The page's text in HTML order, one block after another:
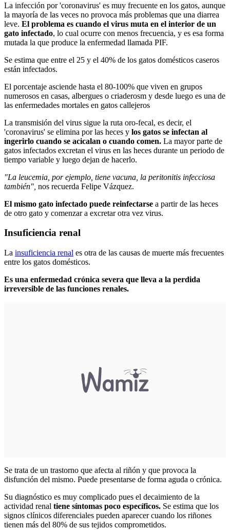
La infección por 'coronavirus' es muy frecuente en los gatos, aunque
la mayoría de las veces no provoca más problemas que una diarrea
leve. El problema es cuando el virus muta en el interior de un
gato infectado, lo cual ocurre con menos frecuencia, y es esa forma
mutada la que produce la enfermedad llamada PIF.
Se estima que entre el 25 y el 40% de los gatos domésticos caseros
están infectados.
El porcentaje asciende hasta el 80-100% que viven en grupos
numerosos en casas, albergues o criaderosm y desde luego es una de
las enfermedades mortales en gatos callejeros
La transmisión del virus sigue la ruta oro-fecal, es decir, el
'coronavirus' se elimina por las heces y los gatos se infectan al
ingerirlo cuando se acicalan o cuando comen. La mayor parte de
gatos infectados excretan el virus en las heces durante un periodo de
tiempo variable y luego dejan de hacerlo.
"La leucemia, por ejemplo, tiene vacuna, la peritonitis infecciosa
también", nos recuerda Felipe Vázquez.
El mismo gato infectado puede reinfectarse a partir de las heces
de otro gato y comenzar a excretar otra vez virus.
Insuficiencia renal
La insuficiencia renal es otra de las causas de muerte más frecuentes
entre los gatos domésticos.
Es una enfermedad crónica severa que lleva a la perdida
irreversible de las funciones renales.
Se trata de un trastorno que afecta al riñón y que provoca la
disfunción del mismo. Puede presentarse de forma aguda o crónica.
Su diagnóstico es muy complicado pues el decaimiento de la
actividad renal tiene síntomas poco específicos. Se estima que los
signos clínicos diferenciales pueden aparecer cuando los riñones
tienen más del 80% de sus tejidos comprometidos.